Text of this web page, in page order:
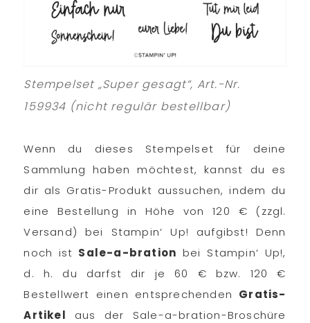
Stempelset „Super gesagt“, Art.-Nr.
159934 (nicht regulär bestellbar)
Wenn du dieses Stempelset für deine
Sammlung haben möchtest, kannst du es
dir als Gratis-Produkt aussuchen, indem du
eine Bestellung in Höhe von 120 € (zzgl.
Versand) bei Stampin‘ Up! aufgibst! Denn
noch ist Sale-a-bration bei Stampin‘ Up!,
d. h. du darfst dir je 60 € bzw. 120 €
Bestellwert einen entsprechenden Gratis-
Artikel aus der Sale-a-bration-Broschüre